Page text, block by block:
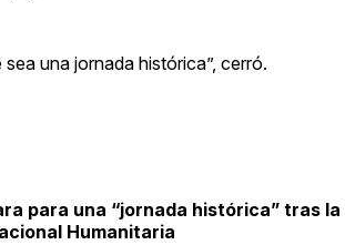
sea una jornada histórica”, cerró.
para una “jornada histórica” tras la
Humanitaria